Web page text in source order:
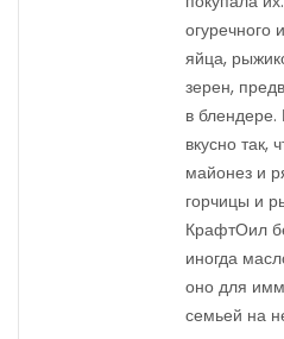
огуречного
яйца,
зерен,
в блендере.
вкусно так,
майонез и
горчицы и
КрафтОил
иногда
оно для
семьей на